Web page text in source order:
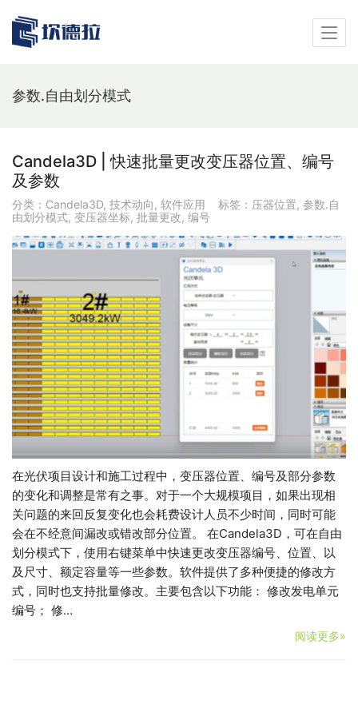
参数.自由划分模式
Candela3D | 快速批量更改变压器位置、编号
及参数
分类： Candela3D, 技术动向 , 软件应用 标签： 压器位置, 参数.自
由划分模式, 变压器坐标, 批量更改, 编号
在光伏项目设计和施工过程中，变压器位置、编号及部分参数
的变化和调整是常有之事。对于一个大规模项目，如果出现相
关问题的来回反复变化也会耗费设计人员不少时间，同时可能
会在不经意间漏改或错改部分位置。 在Candela3D，可在自由
划分模式下，使用右键菜单中快速更改变压器编号、位置、以
及尺寸、额定容量等一些参数。软件提供了多种便捷的修改方
式，同时也支持批量修改。主要包含以下功能： 修改发电单元
编号； 修…
阅读更多»